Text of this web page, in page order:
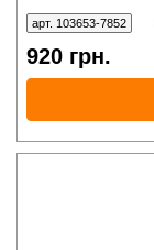
арт. 103653-7852
920 грн.